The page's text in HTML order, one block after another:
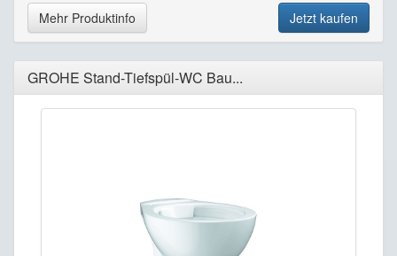
Mehr Produktinfo Jetzt kaufen
GROHE Stand-Tiefspül-WC Bau...